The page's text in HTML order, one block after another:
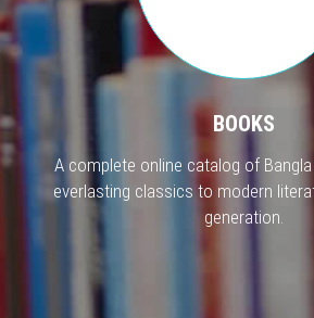
BOOKS
A complete online catalog of
everlasting classics to modern
generation.